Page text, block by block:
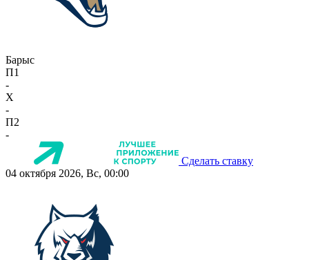
Барыс
П1
-
X
-
П2
-
Сделать ставку
04 октября 2026, Вс, 00:00